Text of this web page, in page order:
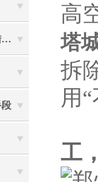
砖烟囱拆除需要注意哪些安全措施？
高
塔
拆
用
工